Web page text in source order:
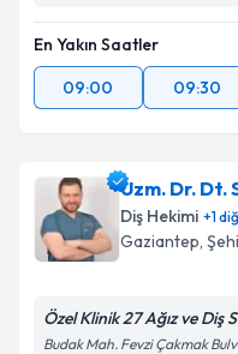
En Yakın Saatler
09:00
09:30
Uzm. Dr. Dt.
Diş Hekimi +1
Gaziantep,
Özel Klinik 27 Ağız ve Diş
Budak Mah. Fevzi Çakmak